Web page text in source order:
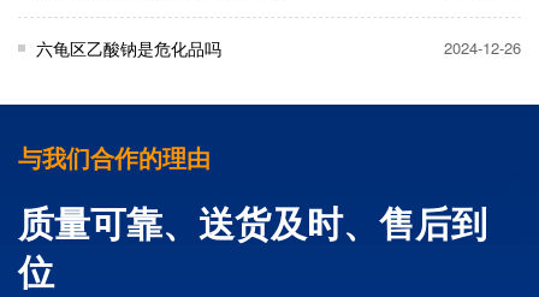
六龟区乙酸钠是危化品吗 2024-12-26
与我们合作的理由
质量可靠、送货及时、售后到
位